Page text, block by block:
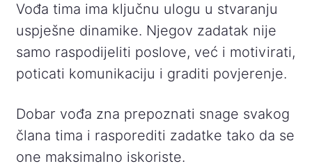
Vođa tima ima ključnu ulogu u stvaranju
uspješne dinamike. Njegov zadatak nije
samo raspodijeliti poslove, već i motivirati,
poticati komunikaciju i graditi povjerenje.
Dobar vođa zna prepoznati snage svakog
člana tima i rasporediti zadatke tako da se
one maksimalno iskoriste.